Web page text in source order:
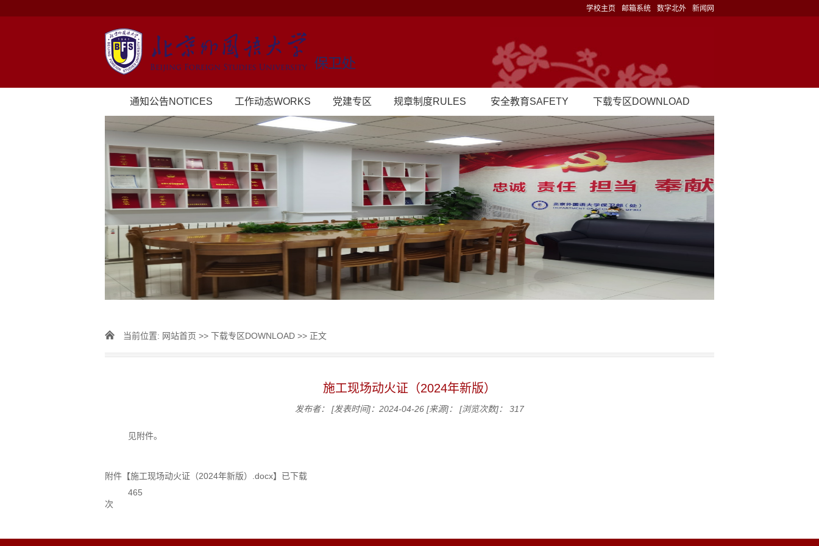
学校主页 邮箱系统 数字北外 新闻网
通知公告NOTICES 工作动态WORKS 党建专区 规章制度RULES 安全教育SAFETY 下载专区DOWNLOAD
当前位置: 网站首页 >> 下载专区DOWNLOAD >> 正文
施工现场动火证（2024年新版）
发布者： [发表时间]：2024-04-26 [来源]： [浏览次数]： 317
见附件。
附件【施工现场动火证（2024年新版）.docx】已下载
465
次